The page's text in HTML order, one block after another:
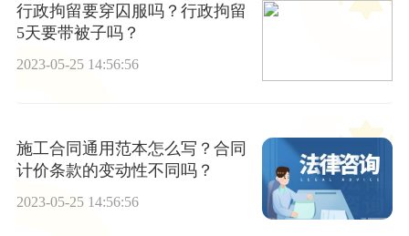
行政拘留要穿囚服吗？行政拘留
5天要带被子吗？
2023-05-25 14:56:56
施工合同通用范本怎么写？合同
计价条款的变动性不同吗？
2023-05-25 14:56:56